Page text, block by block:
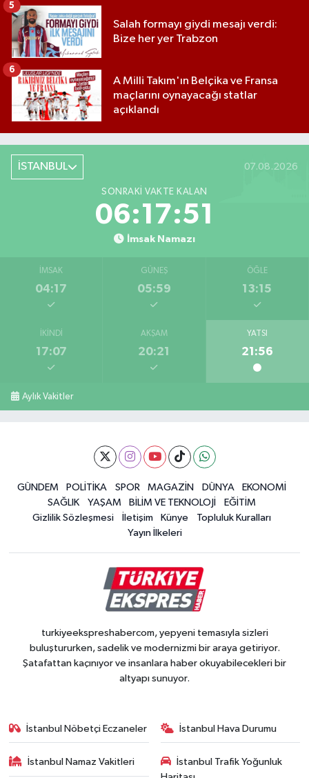
Salah formayı giydi mesajı verdi:
Bize her yer Trabzon
5
A Milli Takım'ın Belçika ve Fransa
maçlarını oynayacağı statlar
açıklandı
6
İSTANBUL 07.08.2026
SONRAKI VAKTE KALAN
06:17:50
İmsak Namazı
İMSAK
04:17
GÜNEŞ
05:59
ÖĞLE
13:15
İKINDI
17:07
AKŞAM
20:21
YATSI
21:56
Aylık Vakitler
GÜNDEM POLİTİKA SPOR MAGAZİN DÜNYA
EKONOMİ
SAĞLIK
YAŞAM BİLİM VE TEKNOLOJİ
EĞİTİM
Gizlilik Sözleşmesi
İletişim Künye
Topluluk Kuralları
Yayın İlkeleri
turkiyeekspreshabercom, yepyeni temasıyla sizleri
buluştururken, sadelik ve modernizmi bir araya getiriyor.
Şatafattan kaçınıyor ve insanlara haber okuyabilecekleri bir
altyapı sunuyor.
İstanbul Nöbetçi Eczaneler İstanbul Hava Durumu
İstanbul Namaz Vakitleri
İstanbul Trafik Yoğunluk